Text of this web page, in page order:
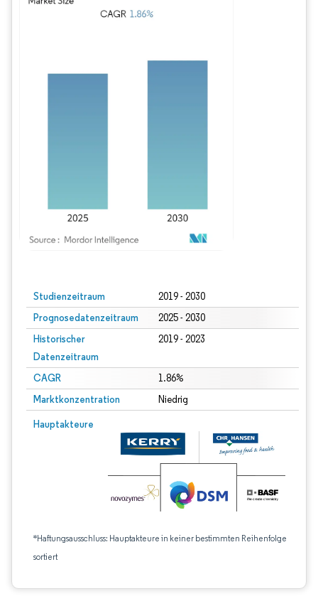
Studienzeitraum 2019 - 2030
Prognosedatenzeitraum 2025 - 2030
Historischer
Datenzeitraum
2019 - 2023
CAGR 1.86%
Marktkonzentration Niedrig
Hauptakteure
*Haftungsausschluss: Hauptakteure in keiner bestimmten Reihenfolge
sortiert